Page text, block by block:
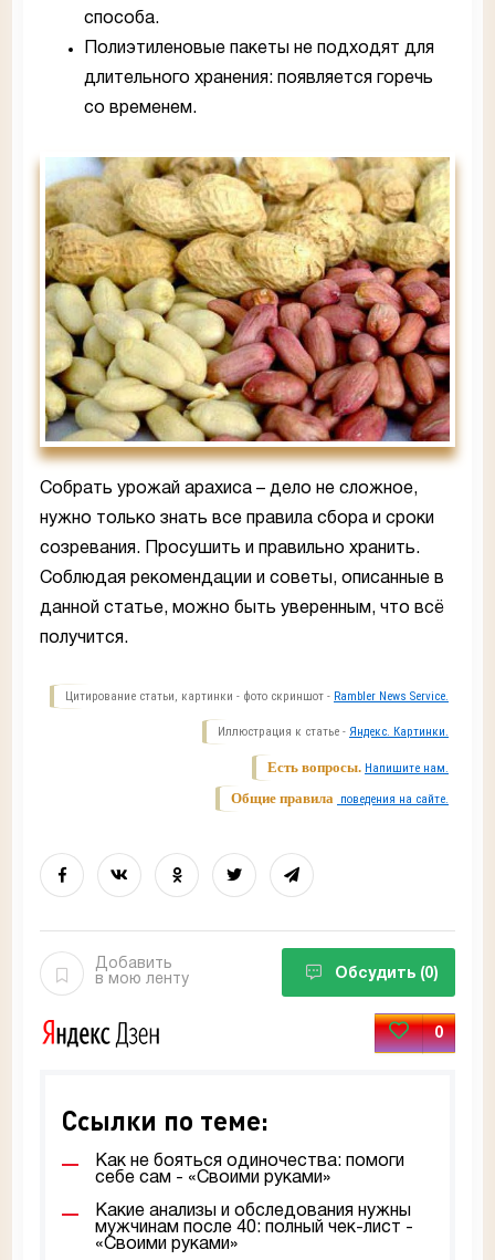
способа.
Полиэтиленовые пакеты не подходят для
длительного хранения: появляется горечь
со временем.
Собрать урожай арахиса – дело не сложное,
нужно только знать все правила сбора и сроки
созревания. Просушить и правильно хранить.
Соблюдая рекомендации и советы, описанные в
данной статье, можно быть уверенным, что всё
получится.
Цитирование статьи, картинки - фото скриншот - Rambler News Service.
Иллюстрация к статье - Яндекс. Картинки.
Есть вопросы. Напишите нам.
Общие правила поведения на сайте.
Добавить
в мою ленту
Обсудить (0)
0
Ссылки по теме:
Как не бояться одиночества: помоги
себе сам - «Своими руками»
Какие анализы и обследования нужны
мужчинам после 40: полный чек-лист -
«Своими руками»